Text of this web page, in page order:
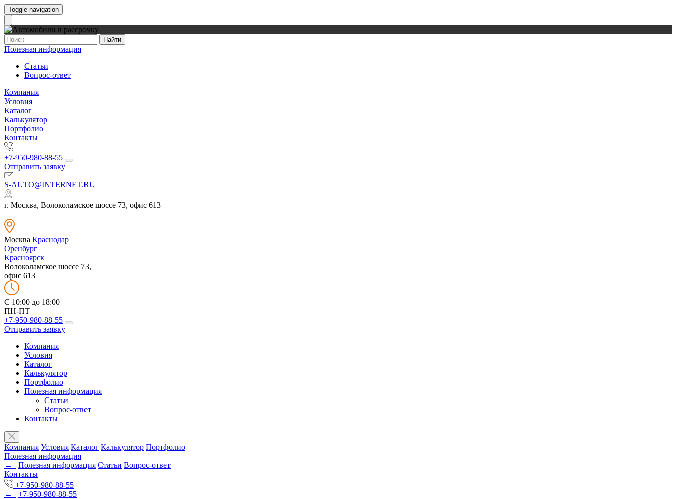
Toggle navigation
Найти
Полезная информация
Статьи
Вопрос-ответ
Компания
Условия
Каталог
Калькулятор
Портфолио
Контакты
+7-950-980-88-55
Отправить заявку
S-AUTO@INTERNET.RU
г. Москва, Волоколамское шоссе 73, офис 613
Москва Краснодар
Оренбург
Красноярск
Волоколамское шоссе 73,
офис 613
C 10:00 до 18:00
ПН-ПТ
+7-950-980-88-55
Отправить заявку
Компания
Условия
Каталог
Калькулятор
Портфолио
Полезная информация
Статьи
Вопрос-ответ
Контакты
Компания Условия Каталог Калькулятор Портфолио
Полезная информация
←
Полезная информация Статьи Вопрос-ответ
Контакты
+7-950-980-88-55
←
+7-950-980-88-55